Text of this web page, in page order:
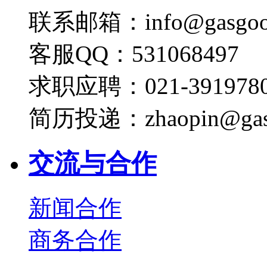
联系邮箱：
客服QQ：531068497
求职应聘：021-
简历投递：
交流与合作
新闻合作
商务合作